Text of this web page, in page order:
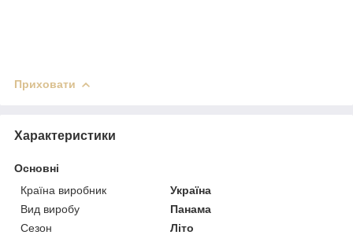
Приховати
Характеристики
Основні
Країна виробник
Україна
Вид виробу
Панама
Сезон
Літо